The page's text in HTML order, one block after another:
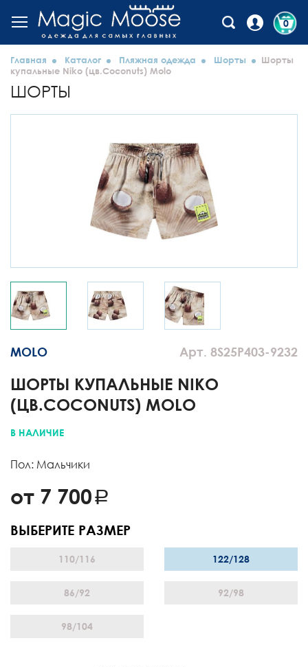
0
Главная Каталог Пляжная одежда Шорты
Шорты
купальные Niko (цв.Coconuts) Molo
ШОРТЫ
Арт. 8S25P403-9232
MOLO
ШОРТЫ КУПАЛЬНЫЕ NIKO
(ЦВ.COCONUTS) MOLO
В НАЛИЧИЕ
Пол: Мальчики
от 7 700
ВЫБЕРИТЕ РАЗМЕР
110/116 122/128
86/92 92/98
98/104